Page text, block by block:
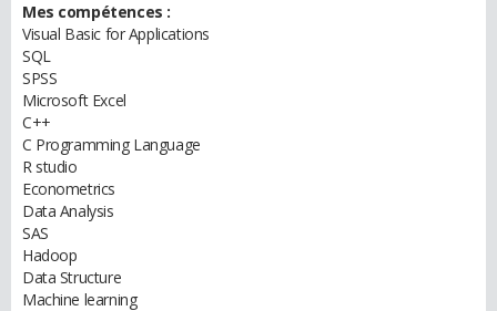
Mes compétences :
Visual Basic for Applications
SQL
SPSS
Microsoft Excel
C++
C Programming Language
R studio
Econometrics
Data Analysis
SAS
Hadoop
Data Structure
Machine learning